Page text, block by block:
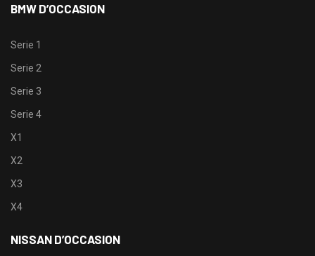
BMW D’OCCASION
Serie 1
Serie 2
Serie 3
Serie 4
X1
X2
X3
X4
NISSAN D’OCCASION